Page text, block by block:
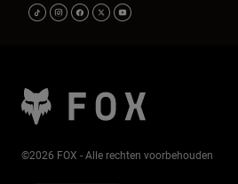
©2026 FOX - Alle rechten voorbehouden